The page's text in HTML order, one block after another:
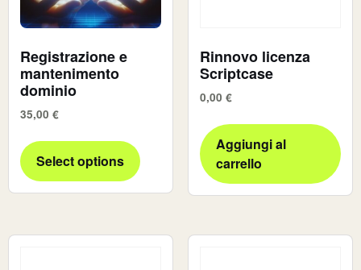
Registrazione e
mantenimento
dominio
35,00 €
Select options
Rinnovo licenza
Scriptcase
0,00 €
Aggiungi al
carrello